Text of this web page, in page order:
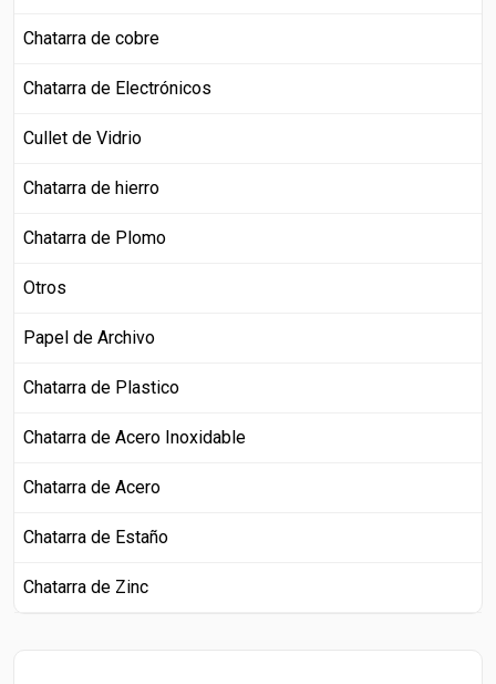
Chatarra de cobre
Chatarra de Electrónicos
Cullet de Vidrio
Chatarra de hierro
Chatarra de Plomo
Otros
Papel de Archivo
Chatarra de Plastico
Chatarra de Acero Inoxidable
Chatarra de Acero
Chatarra de Estaño
Chatarra de Zinc